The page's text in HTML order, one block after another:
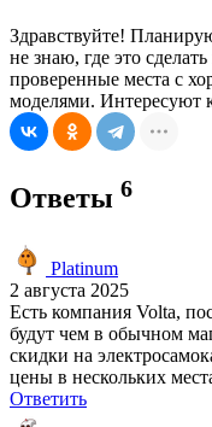
Здравствуйте!
не знаю, где это
проверенные места с
моделями. Интересуют
Ответы 6
Platinum
2 августа 2025
Есть компания Volta,
будут чем в обычном
скидки на
цены в нескольких
Ответить